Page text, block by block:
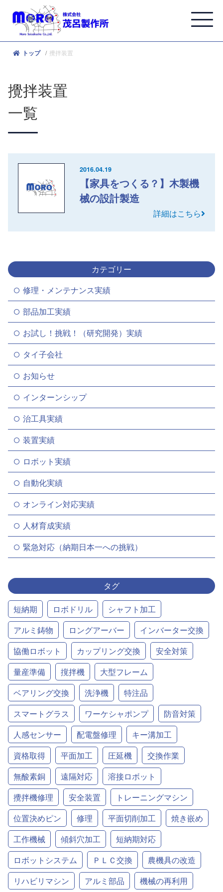
トップ 攪拌装置
攪拌装置
一覧
2016.04.19
【家具をつくる？】木製機
械の設計製造
詳細はこちら
カテゴリー
修理・メンテナンス実績
部品加工実績
お試し！挑戦！（研究開発）実績
タイ子会社
お知らせ
インターンシップ
治工具実績
装置実績
ロボット実績
自動化実績
オンライン対応実績
人材育成実績
緊急対応（納期日本一への挑戦）
タグ
短納期 ロボドリル
シャフト加工
アルミ鋳物
ロングアーバー
インバーター交換
協働ロボット
カップリング交換
安全対策
量産準備
撹拌機
大型フレーム
ベアリング交換
洗浄機
特注品
スマートグラス
ワーケシャポンプ
防音対策
人感センサー
配電盤修理
キー溝加工
資格取得
平面加工 圧延機
交換作業
無酸素銅
遠隔対応
溶接ロボット
攪拌機修理
安全装置
トレーニングマシン
位置決めピン
修理 平面切削加工
焼き嵌め
工作機械
傾斜穴加工
短納期対応
ロボットシステム
ＰＬＣ交換
農機具の改造
リハビリマシン
アルミ部品 機械の再利用